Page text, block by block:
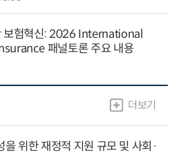
보험혁신: 2026 International
패널토론 주요 내용
더보기
위한 재정적 지원 규모 및 사회·